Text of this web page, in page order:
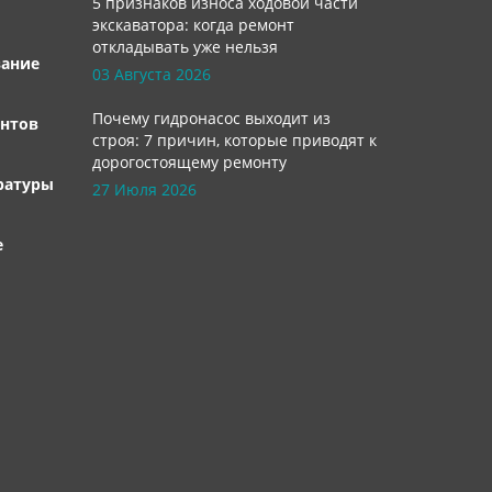
экскаватора: когда ремонт
откладывать уже нельзя
03 Августа 2026
Почему гидронасос выходит из
строя: 7 причин, которые приводят к
дорогостоящему ремонту
27 Июля 2026